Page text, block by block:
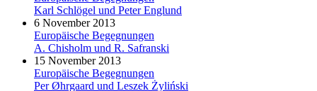
Karl Schlögel und Peter Englund
6 November 2013
Europäische Begegnungen
A. Chisholm und R. Safranski
15 November 2013
Europäische Begegnungen
Per Øhrgaard und Leszek Żyliński